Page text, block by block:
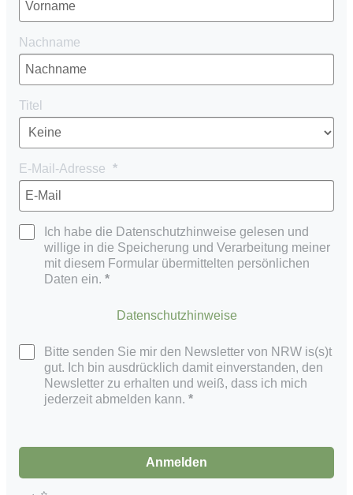
Nachname
Titel
E-Mail-Adresse
Ich habe die Datenschutzhinweise gelesen und
willige in die Speicherung und Verarbeitung meiner
mit diesem Formular übermittelten persönlichen
Daten ein.
Datenschutzhinweise
Bitte senden Sie mir den Newsletter von NRW is(s)t
gut. Ich bin ausdrücklich damit einverstanden, den
Newsletter zu erhalten und weiß, dass ich mich
jederzeit abmelden kann.
Anmelden